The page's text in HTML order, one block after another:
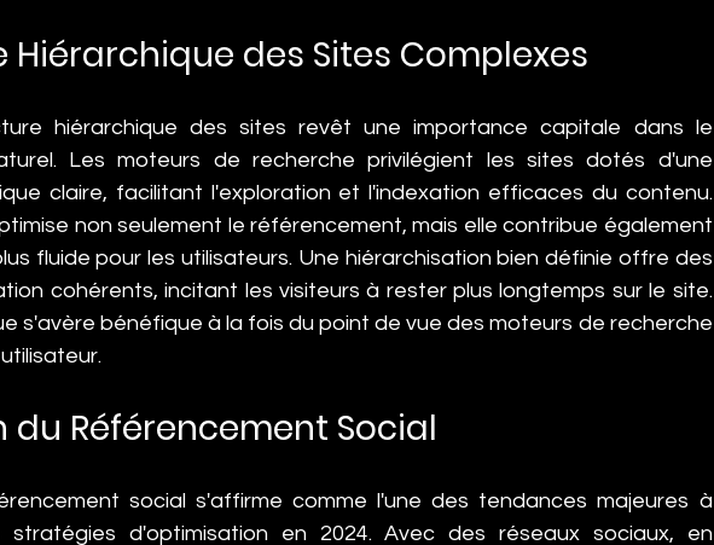
Hiérarchique des Sites Complexes
hiérarchique des sites revêt une importance capitale dans le
Les moteurs de recherche privilégient les sites dotés d'une
claire, facilitant l'exploration et l'indexation efficaces du contenu.
non seulement le référencement, mais elle contribue également
fluide pour les utilisateurs. Une hiérarchisation bien définie offre des
cohérents, incitant les visiteurs à rester plus longtemps sur le site.
s'avère bénéfique à la fois du point de vue des moteurs de recherche
du Référencement Social
social s'affirme comme l'une des tendances majeures à
stratégies d'optimisation en 2024. Avec des réseaux sociaux, en